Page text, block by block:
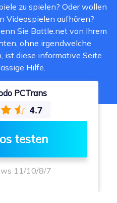
zu spielen? Oder wollen
Videospielen aufhören?
Sie Battle.net von Ihrem
ohne irgendwelche
ist diese informative Seite
Hilfe.
PCTrans
testen
11/10/8/7